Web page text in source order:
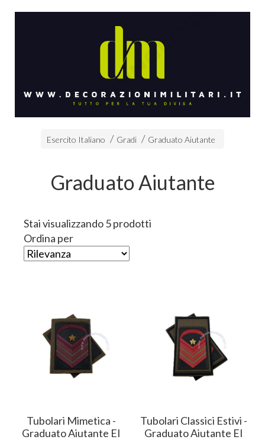
Esercito Italiano Gradi Graduato Aiutante
Graduato Aiutante
Stai visualizzando 5 prodotti
Ordina per
Tubolari Mimetica -
Graduato Aiutante EI
Tubolari Classici Estivi -
Graduato Aiutante EI